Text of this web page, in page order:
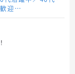
歓迎…